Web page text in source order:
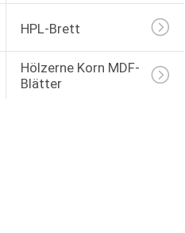
HPL-Brett
Hölzerne Korn MDF-
Blätter